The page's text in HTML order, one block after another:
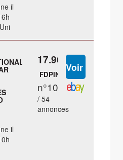
il
il
17.96 €
FDPIN
n°10
/ 54
annonces